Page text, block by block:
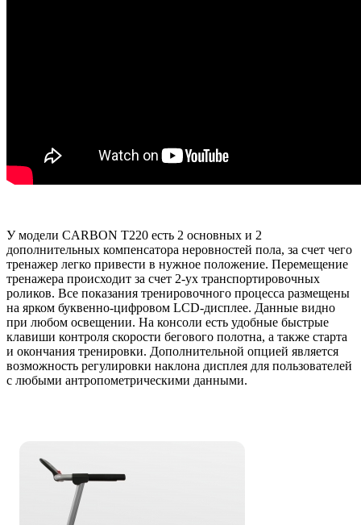
У модели CARBON Т220 есть 2 основных и 2
дополнительных компенсатора неровностей пола, за счет чего
тренажер легко привести в нужное положение. Перемещение
тренажера происходит за счет 2-ух транспортировочных
роликов. Все показания тренировочного процесса размещены
на ярком буквенно-цифровом LCD-дисплее. Данные видно
при любом освещении. На консоли есть удобные быстрые
клавиши контроля скорости бегового полотна, а также старта
и окончания тренировки. Дополнительной опцией является
возможность регулировки наклона дисплея для пользователей
с любыми антропометрическими данными.